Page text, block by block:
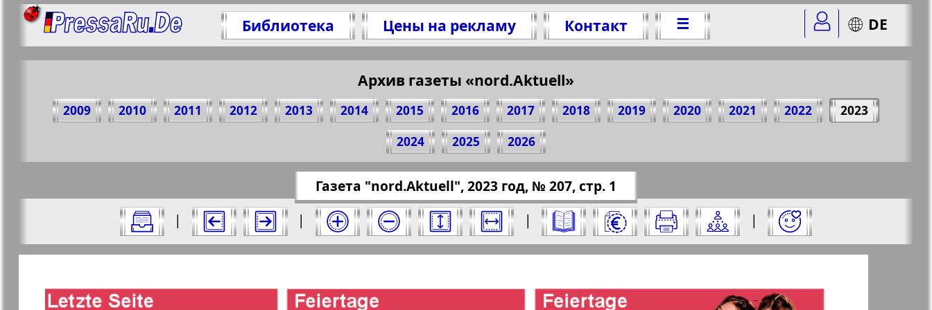
Библиотека Цены на рекламу Контакт ☰ DE
Архив газеты «nord.Aktuell»
2009 2010 2011 2012 2013 2014 2015 2016 2017 2018 2019 2020 2021 2022
2023
2024
2025 2026
Все номера газеты "nord.Aktuell" за 2023 год. Выберите номер и нажмите на него:
Газета "nord.Aktuell", 2023 год, № 207, стр. 1
|
| | |
Страницы газеты "nord.Aktuell". Номер: 207, 2023 год. Выберите страницу и нажмите на нее:
Поделитесь 1 стр. газеты "nord.Aktuell", № 207, 2023 г.
(Нажмите, чтобы скопировать ссылку)
https://pressaru.eu/?pub=nord-aktuell&god=2023&nomer=207&str=1